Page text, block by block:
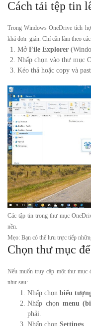
Cách tải tệp tin
Trong Windows OneDrive tích
khá đơn giản. Chỉ cần làm theo
Mở File Explorer
Nhấp chọn vào thư mục
Kéo thả hoặc copy và
Các tập tin trong thư mục
nền.
Mẹo: Bạn có thể lưu trực tiếp
Chọn thư mục
Nếu muốn truy cập một thư mục
như sau:
Nhấp chọn biểu
Nhấp chọn menu
phải.
Nhấp chọn Settings